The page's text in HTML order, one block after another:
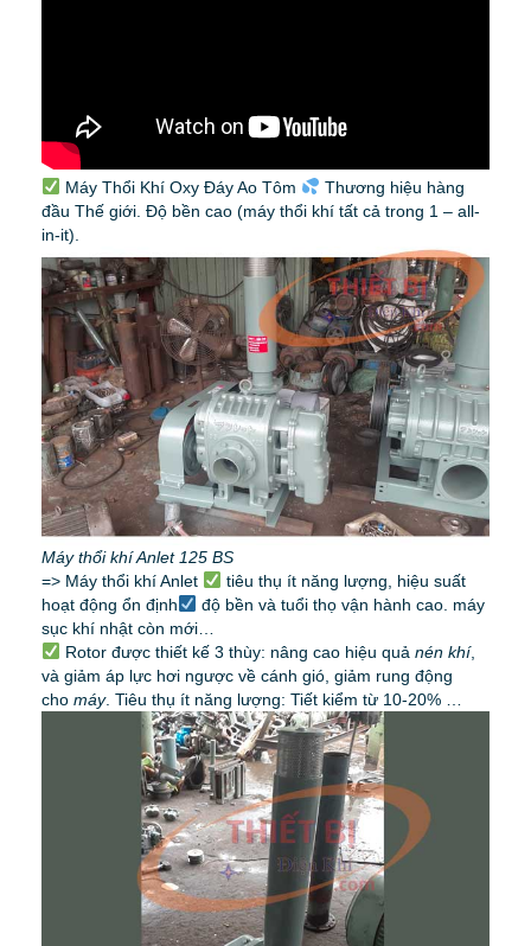
Máy Thổi Khí Oxy Đáy Ao Tôm
Thương hiệu hàng
đầu Thế giới. Độ bền cao (máy thổi khí tất cả trong 1 – all-
in-it).
Máy thổi khí Anlet 125 BS
=> Máy thổi khí Anlet
tiêu thụ ít năng lượng, hiệu suất
hoạt động ổn định
độ bền và tuổi thọ vận hành cao. máy
sục khí nhật còn mới…
Rotor được thiết kế 3 thùy: nâng cao hiệu quả nén khí,
và giảm áp lực hơi ngược về cánh gió, giảm rung động
cho máy. Tiêu thụ ít năng lượng: Tiết kiểm từ 10-20% …